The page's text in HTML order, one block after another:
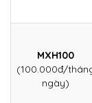
MXH100
(100.000đ/
ngày)